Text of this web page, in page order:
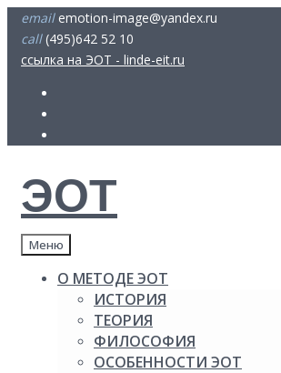
Skip
content
emailemotion-image@yandex.ru
call(495)642 52 10
ссылка на ЭОТ - linde-eit.ru
ЭОТ
Меню
О МЕТОДЕ ЭОТ
ИСТОРИЯ
ТЕОРИЯ
ФИЛОСОФИЯ
ОСОБЕННОСТИ ЭОТ